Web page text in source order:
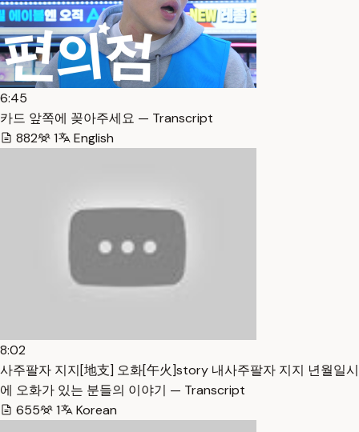
6:45
카드 앞쪽에 꽂아주세요 — Transcript
882
1 English
8:02
사주팔자 지지[地支] 오화[午火]story 내사주팔자 지지 년월일시
에 오화가 있는 분들의 이야기 — Transcript
655
1 Korean